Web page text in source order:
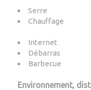
Serre
Chauffage
Internet
Débarras
Barbecue
Environnement,